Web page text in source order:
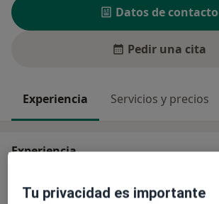
Datos de contacto
Pedir una cita
Experiencia Servicios y precios
Experiencia
Envejecimiento facial
Flacidez facial
Tu privacidad es importante